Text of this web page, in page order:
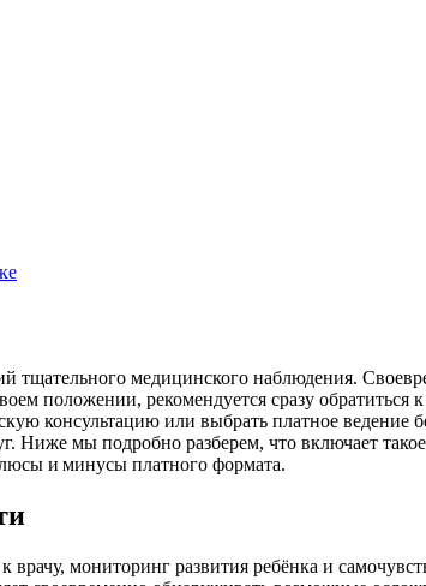
медицинского наблюдения.
положении, рекомендуется сразу
консультацию или выбрать платное
мы подробно разберем, что включает
и минусы платного формата.
врачу, мониторинг развития ребёнка и